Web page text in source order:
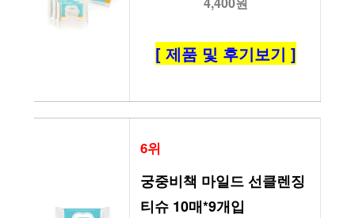
[ 제품 및 후기보기 ]
6위
궁중비책 마일드 선클렌징
티슈 10매*9개입